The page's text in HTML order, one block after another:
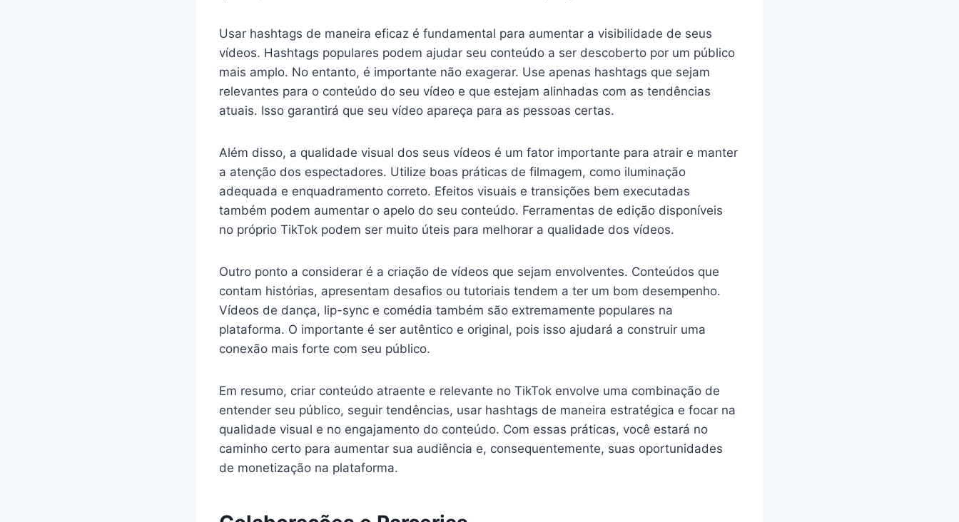
Usar hashtags de maneira eficaz é fundamental para aumentar a visibilidade de seus
vídeos. Hashtags populares podem ajudar seu conteúdo a ser descoberto por um público
mais amplo. No entanto, é importante não exagerar. Use apenas hashtags que sejam
relevantes para o conteúdo do seu vídeo e que estejam alinhadas com as tendências
atuais. Isso garantirá que seu vídeo apareça para as pessoas certas.
Além disso, a qualidade visual dos seus vídeos é um fator importante para atrair e manter
a atenção dos espectadores. Utilize boas práticas de filmagem, como iluminação
adequada e enquadramento correto. Efeitos visuais e transições bem executadas
também podem aumentar o apelo do seu conteúdo. Ferramentas de edição disponíveis
no próprio TikTok podem ser muito úteis para melhorar a qualidade dos vídeos.
Outro ponto a considerar é a criação de vídeos que sejam envolventes. Conteúdos que
contam histórias, apresentam desafios ou tutoriais tendem a ter um bom desempenho.
Vídeos de dança, lip-sync e comédia também são extremamente populares na
plataforma. O importante é ser autêntico e original, pois isso ajudará a construir uma
conexão mais forte com seu público.
Em resumo, criar conteúdo atraente e relevante no TikTok envolve uma combinação de
entender seu público, seguir tendências, usar hashtags de maneira estratégica e focar na
qualidade visual e no engajamento do conteúdo. Com essas práticas, você estará no
caminho certo para aumentar sua audiência e, consequentemente, suas oportunidades
de monetização na plataforma.